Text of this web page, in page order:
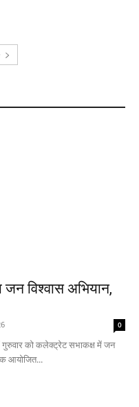
विश्वास अभियान,
0
गुरुवार को कलेक्ट्रेट सभाकक्ष में जन
आयोजित...